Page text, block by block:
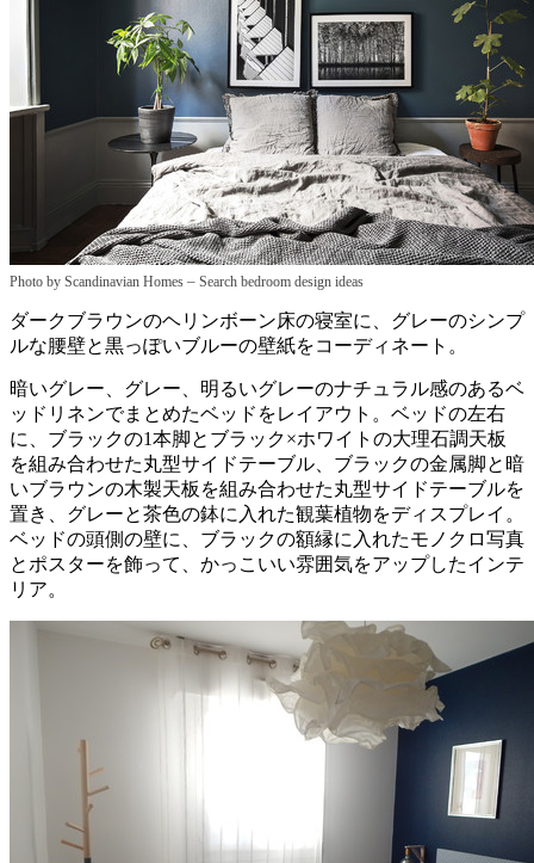
Photo by Scandinavian Homes – Search bedroom design ideas
ダークブラウンのヘリンボーン床の寝室に、グレーのシンプ
ルな腰壁と黒っぽいブルーの壁紙をコーディネート。
暗いグレー、グレー、明るいグレーのナチュラル感のあるベ
ッドリネンでまとめたベッドをレイアウト。ベッドの左右
に、ブラックの1本脚とブラック×ホワイトの大理石調天板
を組み合わせた丸型サイドテーブル、ブラックの金属脚と暗
いブラウンの木製天板を組み合わせた丸型サイドテーブルを
置き、グレーと茶色の鉢に入れた観葉植物をディスプレイ。
ベッドの頭側の壁に、ブラックの額縁に入れたモノクロ写真
とポスターを飾って、かっこいい雰囲気をアップしたインテ
リア。